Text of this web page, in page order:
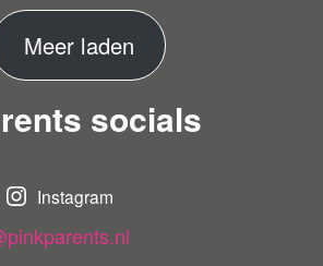
Meer ladenM
e
e
socials
Instagram